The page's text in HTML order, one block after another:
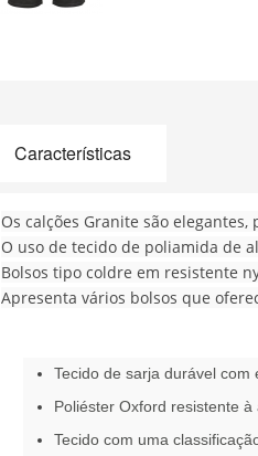
Características
Os calções Granite são
O uso de tecido de poliamida de
Bolsos tipo coldre em resistente
Apresenta vários bolsos que
Tecido de sarja durável
Poliéster Oxford resistente à
Tecido com uma